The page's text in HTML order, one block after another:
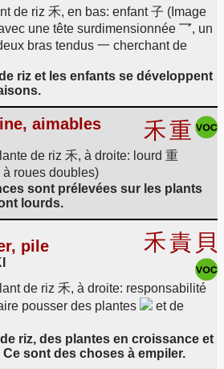
de riz 禾, en bas: enfant 子 (Image
une tête surdimensionnée 乛, un
bras tendus 一 cherchant de
riz et les enfants se développent
aimables 禾重
de riz 禾, à droite: lourd 重
roues doubles)
sont prélevées sur les plants
lourds.
pile 禾責 貝
de riz 禾, à droite: responsabilité
pousser des plantes
et de
riz, des plantes en croissance et
sont des choses à empiler.